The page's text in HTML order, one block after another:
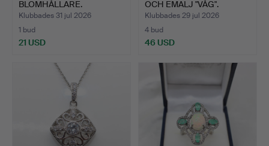
BLOMHÅLLARE.
Klubbades 31 jul 2026
1 bud
21 USD
OCH EMALJ "VÅG".
Klubbades 29 jul 2026
4 bud
46 USD